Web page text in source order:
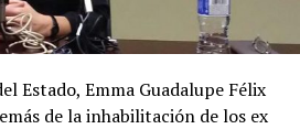
Estado, Emma Guadalupe Félix
de la inhabilitación de los ex